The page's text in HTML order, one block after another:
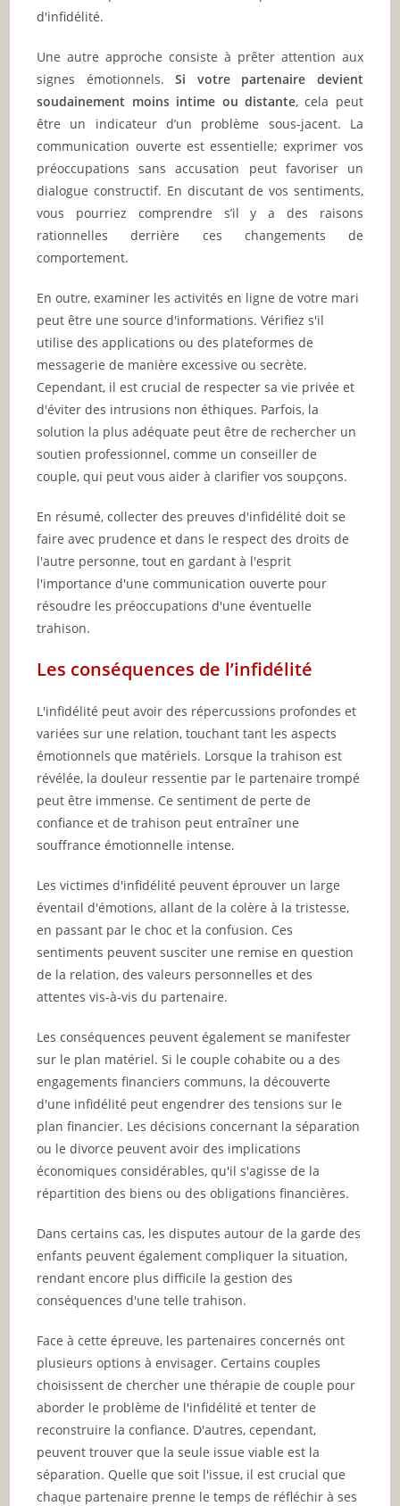
d'infidélité.
Une autre approche consiste à prêter attention aux
signes émotionnels.Si votre partenaire devient
soudainement moins intime ou distante, cela peut
être un indicateur d’un problème sous-jacent. La
communication ouverte est essentielle; exprimer vos
préoccupations sans accusation peut favoriser un
dialogue constructif. En discutant de vos sentiments,
vous pourriez comprendre s’il y a des raisons
rationnelles derrière ces changements de
comportement.
En outre, examiner les activités en ligne de votre mari
peut être une source d'informations. Vérifiez s'il
utilise des applications ou des plateformes de
messagerie de manière excessive ou secrète.
Cependant, il est crucial de respecter sa vie privée et
d'éviter des intrusions non éthiques. Parfois, la
solution la plus adéquate peut être de rechercher un
soutien professionnel, comme un conseiller de
couple, qui peut vous aider à clarifier vos soupçons.
En résumé, collecter des preuves d'infidélité doit se
faire avec prudence et dans le respect des droits de
l'autre personne, tout en gardant à l'esprit
l'importance d'une communication ouverte pour
résoudre les préoccupations d'une éventuelle
trahison.
Les conséquences de l’infidélité
L'infidélité peut avoir des répercussions profondes et
variées sur une relation, touchant tant les aspects
émotionnels que matériels. Lorsque la trahison est
révélée, la douleur ressentie par le partenaire trompé
peut être immense. Ce sentiment de perte de
confiance et de trahison peut entraîner une
souffrance émotionnelle intense.
Les victimes d'infidélité peuvent éprouver un large
éventail d'émotions, allant de la colère à la tristesse,
en passant par le choc et la confusion. Ces
sentiments peuvent susciter une remise en question
de la relation, des valeurs personnelles et des
attentes vis-à-vis du partenaire.
Les conséquences peuvent également se manifester
sur le plan matériel. Si le couple cohabite ou a des
engagements financiers communs, la découverte
d'une infidélité peut engendrer des tensions sur le
plan financier. Les décisions concernant la séparation
ou le divorce peuvent avoir des implications
économiques considérables, qu'il s'agisse de la
répartition des biens ou des obligations financières.
Dans certains cas, les disputes autour de la garde des
enfants peuvent également compliquer la situation,
rendant encore plus difficile la gestion des
conséquences d'une telle trahison.
Face à cette épreuve, les partenaires concernés ont
plusieurs options à envisager. Certains couples
choisissent de chercher une thérapie de couple pour
aborder le problème de l'infidélité et tenter de
reconstruire la confiance. D'autres, cependant,
peuvent trouver que la seule issue viable est la
séparation. Quelle que soit l'issue, il est crucial que
chaque partenaire prenne le temps de réfléchir à ses